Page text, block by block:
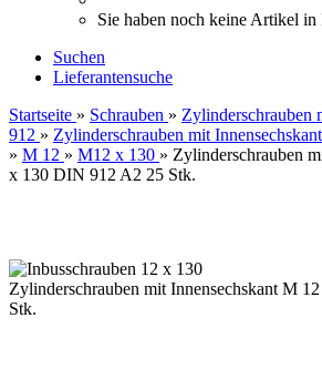
Sie haben noch keine Artikel in
Suchen
Lieferantensuche
Startseite » Schrauben » Zylinderschrauben
912 » Zylinderschrauben mit
» M 12 » M12 x 130 » Zylinderschrauben
x 130 DIN 912 A2 25 Stk.
Zylinderschrauben mit Innensechskant M
Stk.